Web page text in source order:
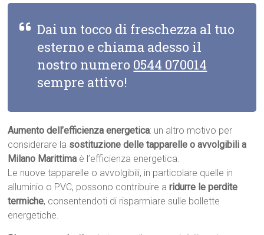
Dai un tocco di freschezza al tuo
esterno e chiama adesso il
nostro numero 0544 070014
sempre attivo!
Aumento dell’efficienza energetica: un altro motivo per
considerare la sostituzione delle tapparelle o avvolgibili a
Milano Marittima è l’efficienza energetica.
Le nuove tapparelle o avvolgibili, in particolare quelle in
alluminio o PVC, possono contribuire aridurre le perdite
termiche, consentendoti di risparmiare sulle bollette
energetiche.